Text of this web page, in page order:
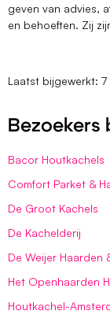
geven van advies,
en behoeften. Zij
Laatst bijgewerkt:
Bezoekers
Bacor Houtkachels
Comfort Parket &
De Groot Kachels
De Kachelderij
De Weijer Haarden
Het Openhaarden
Houtkachel-